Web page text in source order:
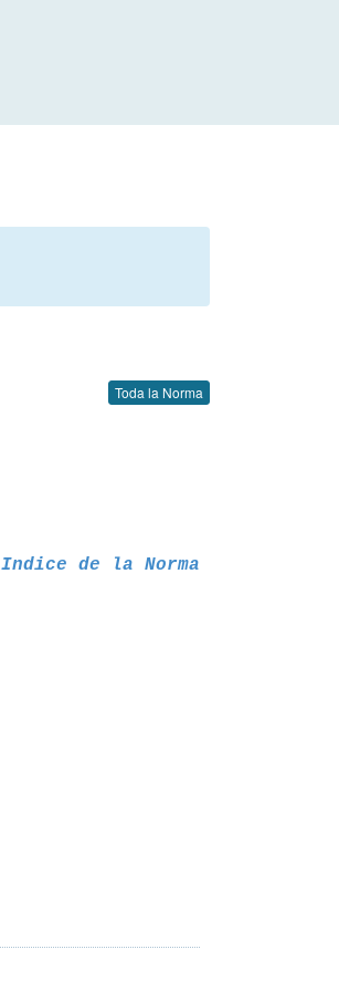
Toda la Norma
Indice de la Norma